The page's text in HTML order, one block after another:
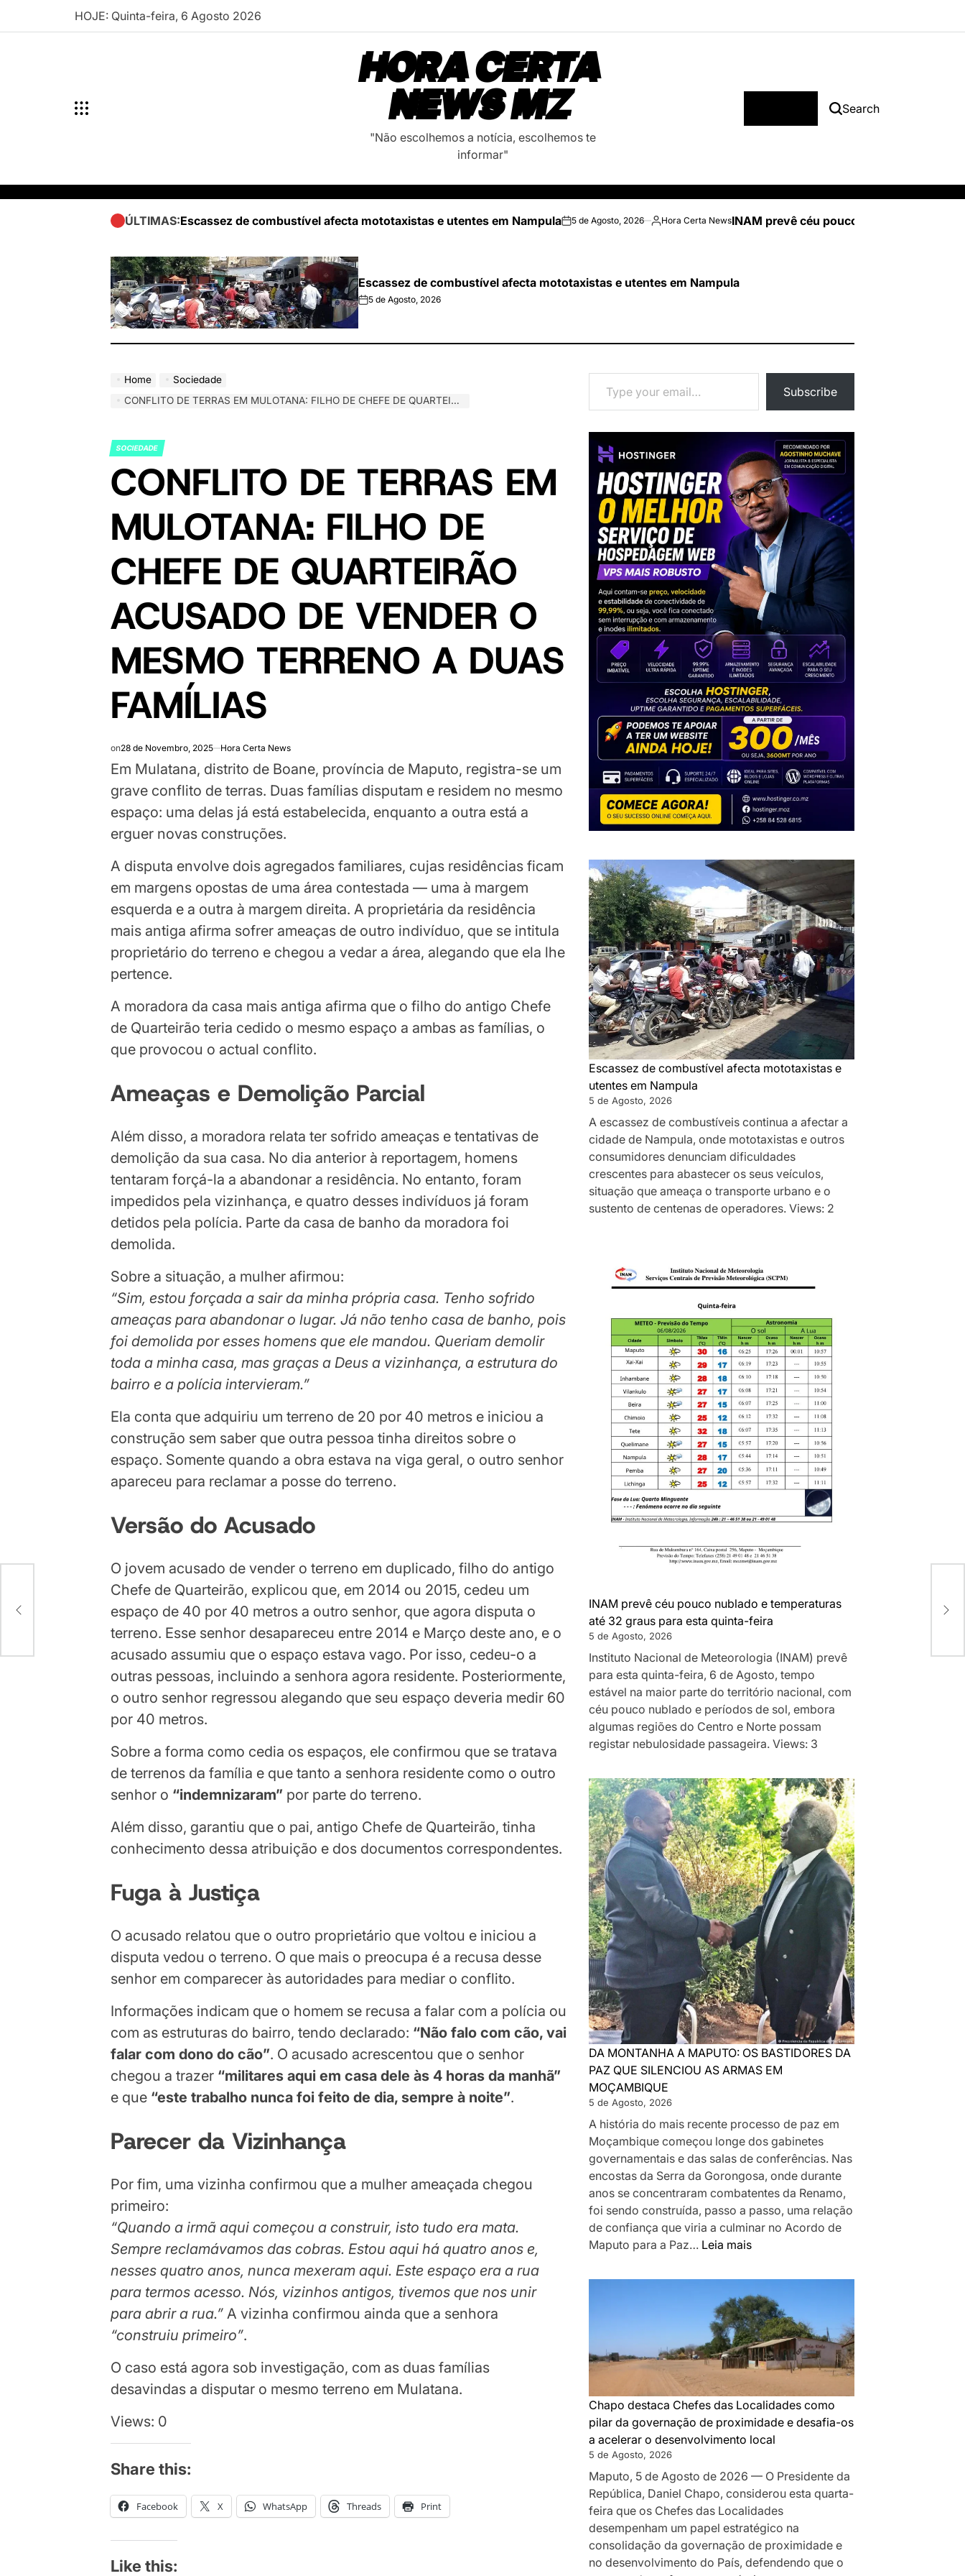
HOJE: Quinta-feira, 6 Agosto 2026
HORA CERTA
NEWS MZ
"Não escolhemos a notícia, escolhemos te
informar"
Search
ÚLTIMAS:Escassez de combustível afecta mototaxistas e utentes em Nampulaon5 de Agosto, 2026
Posted
Hora Certa NewsINAM prevê céu pouco nublado e
Escassez de combustível afecta mototaxistas e utentes em Nampula
on5 de Agosto, 2026
Home
Sociedade
CONFLITO DE TERRAS EM MULOTANA: FILHO DE CHEFE DE QUARTEIRÃO ACUSADO DE VENDER O MESMO TERRENO A DUAS FAMÍLIAS
POSTED
SOCIEDADE
CONFLITO DE TERRAS EM
MULOTANA: FILHO DE
CHEFE DE QUARTEIRÃO
ACUSADO DE VENDER O
MESMO TERRENO A DUAS
FAMÍLIAS
on28 de Novembro, 2025 Hora Certa News
Em Mulatana, distrito de Boane, província de Maputo, registra-se um
grave conflito de terras. Duas famílias disputam e residem no mesmo
espaço: uma delas já está estabelecida, enquanto a outra está a
erguer novas construções.
A disputa envolve dois agregados familiares, cujas residências ficam
em margens opostas de uma área contestada — uma à margem
esquerda e a outra à margem direita. A proprietária da residência
mais antiga afirma sofrer ameaças de outro indivíduo, que se intitula
proprietário do terreno e chegou a vedar a área, alegando que ela lhe
pertence.
A moradora da casa mais antiga afirma que o filho do antigo Chefe
de Quarteirão teria cedido o mesmo espaço a ambas as famílias, o
que provocou o actual conflito.
Ameaças e Demolição Parcial
Além disso, a moradora relata ter sofrido ameaças e tentativas de
demolição da sua casa. No dia anterior à reportagem, homens
tentaram forçá-la a abandonar a residência. No entanto, foram
impedidos pela vizinhança, e quatro desses indivíduos já foram
detidos pela polícia. Parte da casa de banho da moradora foi
demolida.
Sobre a situação, a mulher afirmou:
“Sim, estou forçada a sair da minha própria casa. Tenho sofrido
ameaças para abandonar o lugar. Já não tenho casa de banho, pois
foi demolida por esses homens que ele mandou. Queriam demolir
toda a minha casa, mas graças a Deus a vizinhança, a estrutura do
bairro e a polícia intervieram.”
Ela conta que adquiriu um terreno de 20 por 40 metros e iniciou a
construção sem saber que outra pessoa tinha direitos sobre o
espaço. Somente quando a obra estava na viga geral, o outro senhor
apareceu para reclamar a posse do terreno.
Versão do Acusado
O jovem acusado de vender o terreno em duplicado, filho do antigo
Chefe de Quarteirão, explicou que, em 2014 ou 2015, cedeu um
espaço de 40 por 40 metros a outro senhor, que agora disputa o
terreno. Esse senhor desapareceu entre 2014 e Março deste ano, e o
acusado assumiu que o espaço estava vago. Por isso, cedeu-o a
outras pessoas, incluindo a senhora agora residente. Posteriormente,
o outro senhor regressou alegando que seu espaço deveria medir 60
por 40 metros.
Sobre a forma como cedia os espaços, ele confirmou que se tratava
de terrenos da família e que tanto a senhora residente como o outro
senhor o “indemnizaram” por parte do terreno.
Além disso, garantiu que o pai, antigo Chefe de Quarteirão, tinha
conhecimento dessa atribuição e dos documentos correspondentes.
Fuga à Justiça
O acusado relatou que o outro proprietário que voltou e iniciou a
disputa vedou o terreno. O que mais o preocupa é a recusa desse
senhor em comparecer às autoridades para mediar o conflito.
Informações indicam que o homem se recusa a falar com a polícia ou
com as estruturas do bairro, tendo declarado: “Não falo com cão, vai
falar com dono do cão”. O acusado acrescentou que o senhor
chegou a trazer “militares aqui em casa dele às 4 horas da manhã”
e que “este trabalho nunca foi feito de dia, sempre à noite”.
Parecer da Vizinhança
Por fim, uma vizinha confirmou que a mulher ameaçada chegou
primeiro:
“Quando a irmã aqui começou a construir, isto tudo era mata.
Sempre reclamávamos das cobras. Estou aqui há quatro anos e,
nesses quatro anos, nunca mexeram aqui. Este espaço era a rua
para termos acesso. Nós, vizinhos antigos, tivemos que nos unir
para abrir a rua.” A vizinha confirmou ainda que a senhora
“construiu primeiro”.
O caso está agora sob investigação, com as duas famílias
desavindas a disputar o mesmo terreno em Mulatana.
Views: 0
Share this:
Facebook X WhatsApp Threads Print
Like this:
Type your email…
Subscribe
Escassez de combustível afecta mototaxistas e
utentes em Nampula
5 de Agosto, 2026
A escassez de combustíveis continua a afectar a
cidade de Nampula, onde mototaxistas e outros
consumidores denunciam dificuldades
crescentes para abastecer os seus veículos,
situação que ameaça o transporte urbano e o
sustento de centenas de operadores. Views: 2
INAM prevê céu pouco nublado e temperaturas
até 32 graus para esta quinta-feira
5 de Agosto, 2026
Instituto Nacional de Meteorologia (INAM) prevê
para esta quinta-feira, 6 de Agosto, tempo
estável na maior parte do território nacional, com
céu pouco nublado e períodos de sol, embora
algumas regiões do Centro e Norte possam
registar nebulosidade passageira. Views: 3
DA MONTANHA A MAPUTO: OS BASTIDORES DA
PAZ QUE SILENCIOU AS ARMAS EM
MOÇAMBIQUE
5 de Agosto, 2026
A história do mais recente processo de paz em
Moçambique começou longe dos gabinetes
governamentais e das salas de conferências. Nas
encostas da Serra da Gorongosa, onde durante
anos se concentraram combatentes da Renamo,
foi sendo construída, passo a passo, uma relação
de confiança que viria a culminar no Acordo de
Maputo para a Paz… Leia mais:
MONTANHA
A
MAPUTO:
OS
BASTIDORES
DA
QUE
SILENCIOU
AS
MOÇAMBIQUE
Chapo destaca Chefes das Localidades como
pilar da governação de proximidade e desafia-os
a acelerar o desenvolvimento local
5 de Agosto, 2026
Maputo, 5 de Agosto de 2026 — O Presidente da
República, Daniel Chapo, considerou esta quarta-
feira que os Chefes das Localidades
desempenham um papel estratégico na
consolidação da governação de proximidade e
no desenvolvimento do País, defendendo que o